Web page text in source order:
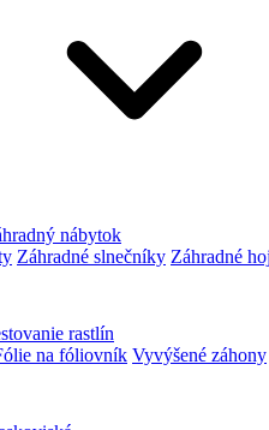
nábytok
Záhradné slnečníky Záhradné
rastlín
na fóliovník Vyvýšené záhony